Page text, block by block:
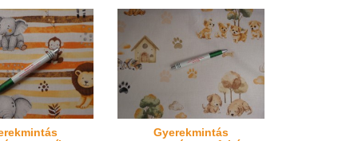
Gyerekmintás